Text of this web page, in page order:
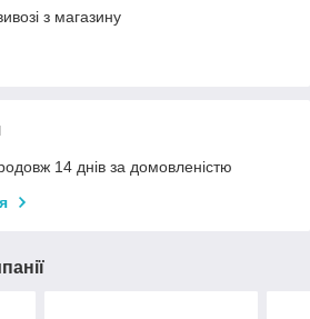
з магазину
14 днів за домовленістю